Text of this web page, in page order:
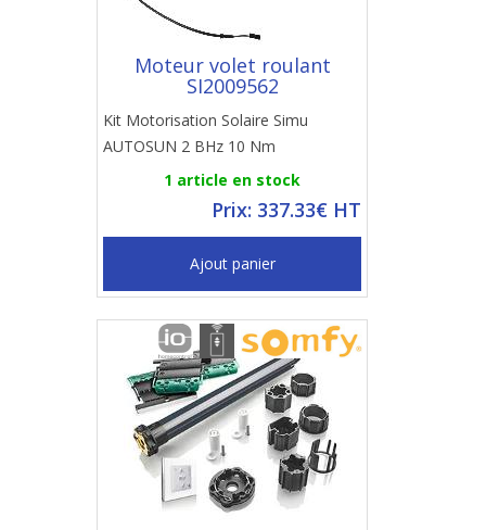
Moteur volet roulant
SI2009562
Kit Motorisation Solaire Simu
AUTOSUN 2 BHz 10 Nm
1 article en stock
Prix: 337.33€ HT
Ajout panier